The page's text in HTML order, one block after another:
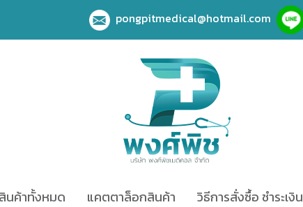
pongpitmedical@hotmail.com
สินค้าทั้งหมด แคตตาล็อกสินค้า วิธีการสั่งซื้อ ชำระเงิน